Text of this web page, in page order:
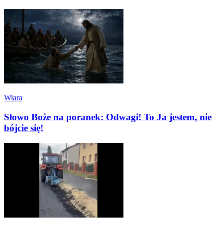
Wiara
Słowo Boże na poranek: Odwagi! To Ja jestem, nie
bójcie się!